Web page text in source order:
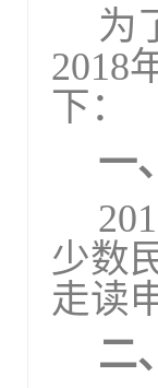
为
2018
下 ：
一
少数
走读
二